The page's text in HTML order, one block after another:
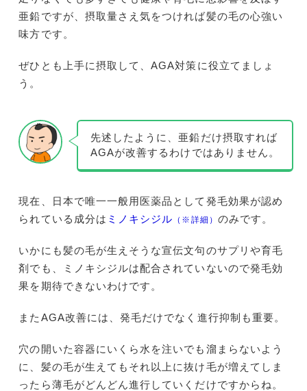
亜鉛ですが、摂取量さえ気をつければ髪の毛の心強い
味方です。
ぜひとも上手に摂取して、AGA対策に役立てましょ
う。
先述したように、亜鉛だけ摂取すれば
AGAが改善するわけではありません。
現在、日本で唯一一般用医薬品として発毛効果が認め
られている成分は ミノキシジル （※詳細） のみです。
いかにも髪の毛が生えそうな宣伝文句のサプリや育毛
剤でも、ミノキシジルは配合されていないので発毛効
果を期待できないわけです。
またAGA改善には、発毛だけでなく進行抑制も重要。
穴の開いた容器にいくら水を注いでも溜まらないよう
に、髪の毛が生えてもそれ以上に抜け毛が増えてしま
ったら薄毛がどんどん進行していくだけですからね。